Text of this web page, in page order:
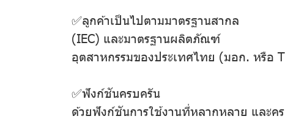
✅ลูกค้าเป็นไปตามมาตรฐานสากล
(IEC) และมาตรฐานผลิตภัณฑ์
อุตสาหกรรมของประเทศไทย (มอก. หรือ
✅ฟังก์ชันครบครัน
ด้วยฟังก์ชันการใช้งานที่หลากหลาย และค